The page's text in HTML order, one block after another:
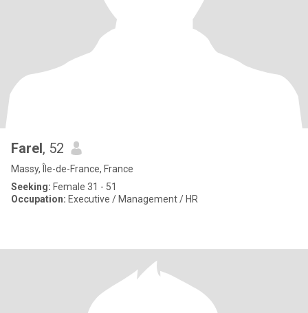
Farel, 52
Massy, Île-de-France, France
Seeking: Female 31 - 51
Occupation: Executive / Management / HR